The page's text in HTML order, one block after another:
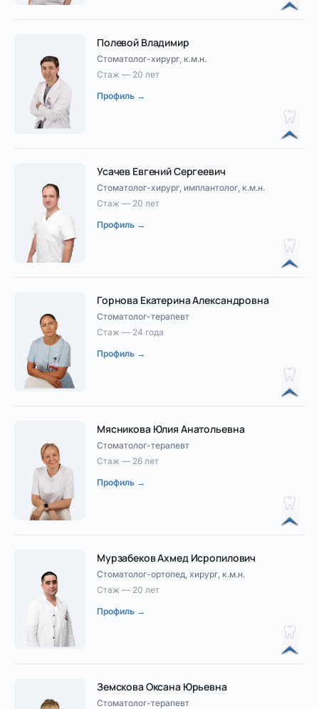
Полевой Владимир
Стоматолог-хирург, к.м.н.
Стаж — 20 лет
Профиль →
Усачев Евгений Сергеевич
Стоматолог-хирург, имплантолог, к.м.н.
Стаж — 20 лет
Профиль →
Горнова Екатерина Александровна
Стоматолог-терапевт
Стаж — 24 года
Профиль →
Мясникова Юлия Анатольевна
Стоматолог-терапевт
Стаж — 26 лет
Профиль →
Мурзабеков Ахмед Исропилович
Стоматолог-ортопед, хирург, к.м.н.
Стаж — 20 лет
Профиль →
Земскова Оксана Юрьевна
Стоматолог-терапевт